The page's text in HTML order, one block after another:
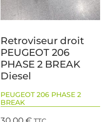
Retroviseur droit
PEUGEOT 206
PHASE 2 BREAK
Diesel
PEUGEOT 206 PHASE 2
BREAK